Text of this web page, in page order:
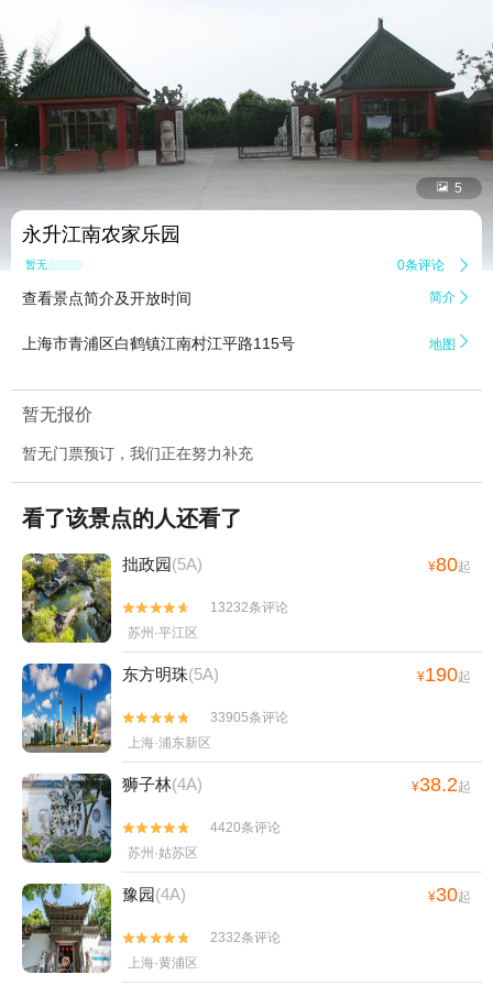
 5
永升江南农家乐园
暂无点评 0条评论 
查看景点简介及开放时间 简介 
上海市青浦区白鹤镇江南村江平路115号 地图 
暂无报价
暂无门票预订，我们正在努力补充
看了该景点的人还看了
拙政园(5A) ¥80起


13232条评论
苏州·平江区
东方明珠(5A) ¥190起


33905条评论
上海·浦东新区
狮子林(4A) ¥38.2起


4420条评论
苏州·姑苏区
豫园(4A) ¥30起


2332条评论
上海·黄浦区